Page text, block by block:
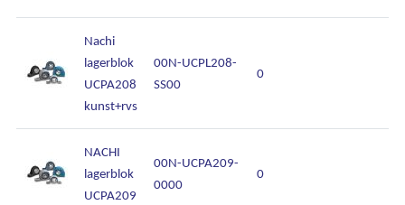
Nachi
lagerblok
UCPA208
kunst+rvs
00N-UCPL208-
SS00
0
NACHI
lagerblok
UCPA209
00N-UCPA209-
0000
0